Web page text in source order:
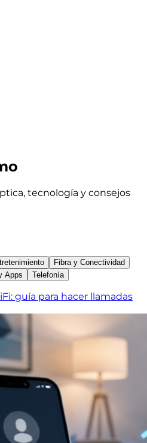
tecnología y consejos
Fibra y Conectividad
Apps Telefonía
guía para hacer llamadas